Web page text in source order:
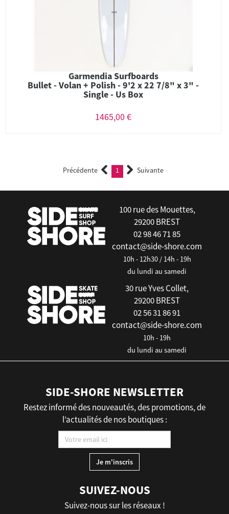
Garmendia Surfboards
Bullet - Volan + Polish - 9'2 x 22 7/8" x 3" -
Single - Us Box
1465,00 €
Précédente 1 (current)Suivante
100 rue des Mouettes,
29200 BREST
02 98 46 71 85
contact@side-shore.com
10h - 12h30 / 14h - 19h
du lundi au samedi
30 rue Yves Collet,
29200 BREST
02 56 31 86 91
contact@side-shore.com
10h - 19h
du lundi au samedi
SIDE-SHORE NEWSLETTER
Restez informé des nouveautés, des promotions, de
l’actualités de nos boutiques :
SUIVEZ-NOUS
Suivez-nous sur les réseaux !